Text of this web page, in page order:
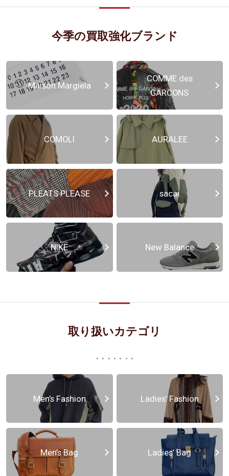
今季の買取強化ブランド
Maison Margiela
COMME des
GARCONS
COMOLI AURALEE
PLEATS PLEASE sacai
NIKE New Balance
取り扱いカテゴリ
Men’s Fashion Ladies’ Fashion
Men’s Bag Ladies’ Bag